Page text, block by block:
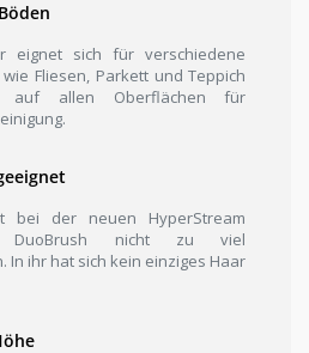
eignet sich für verschiedene
Fliesen, Parkett und Teppich
auf allen Oberflächen für
bei der neuen HyperStream
DuoBrush nicht zu viel
In ihr hat sich kein einziges Haar